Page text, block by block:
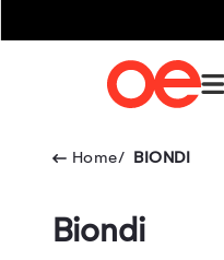
BIONDI
Biondi